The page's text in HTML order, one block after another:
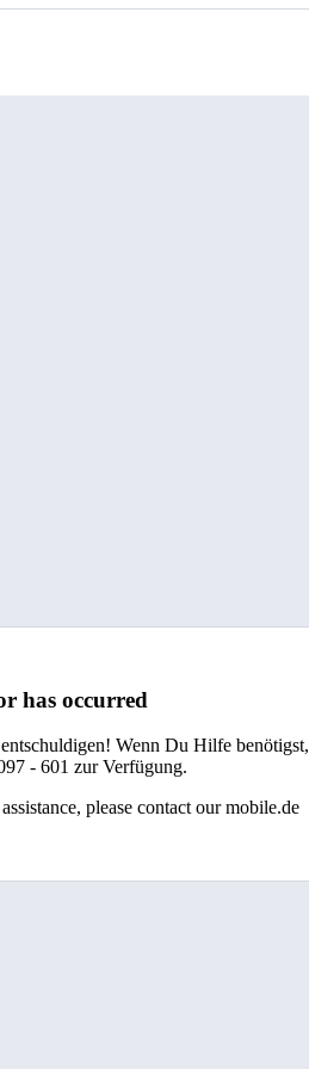
has occurred
Wenn Du Hilfe benötigst,
- 601 zur Verfügung.
please contact our mobile.de